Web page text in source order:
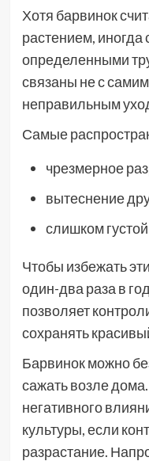
Хотя барвинок
растением,
определенными
связаны не с
неправильным
Самые
чрезмерное
вытеснение
слишком
Чтобы избежать
один-два раза в
позволяет
сохранять
Барвинок можно
сажать возле
негативного
культуры, если
разрастание.